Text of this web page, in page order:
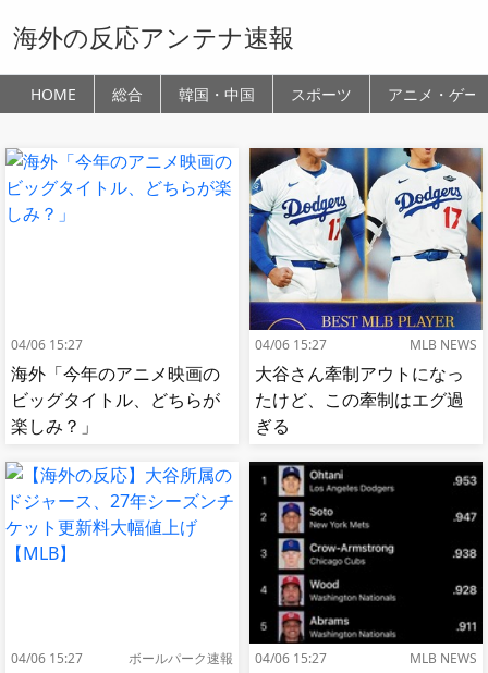
海外の反応アンテナ速報
HOME 総合 韓国・中国 スポーツ アニメ・ゲー
04/06 15:27
海外「今年のアニメ映画の
ビッグタイトル、どちらが
楽しみ？」
04/06 15:27 MLB NEWS
大谷さん牽制アウトになっ
たけど、この牽制はエグ過
ぎる
04/06 15:27 ボールパーク速報 04/06 15:27 MLB NEWS